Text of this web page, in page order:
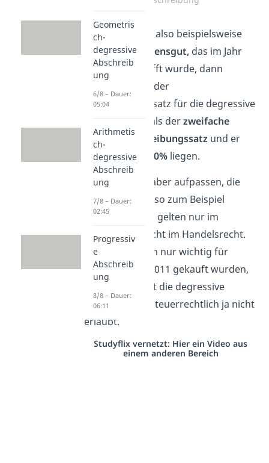
Handelt es sich also beispielsweise
um einVermögensgut, das im Jahr
2003 angeschafft wurde, dann
berechnet sich der
Abschreibungssatz für die degressive
Abschreibung als derzweifache
lineare Abschreibungssatz und er
müssteunter 20% liegen.
Hier musst du aber aufpassen, die
Höchstsätze,
also zum Beispiel
„maximal 20%“, gelten nur im
Steuerrecht, nicht im Handelsrecht.
Das ist natürlich nur wichtig für
Güter, die vor 2011 gekauft wurden,
denn danach ist die degressive
Abschreibung steuerrechtlich ja nicht
erlaubt.
Studyflix vernetzt: Hier ein Video aus
einem anderen Bereich
Geometris
ch-
degressive
Abschreib
ung
6/8 – Dauer:
05:04
Arithmetis
ch-
degressive
Abschreib
ung
7/8 – Dauer:
02:45
Progressiv
e
Abschreib
ung
8/8 – Dauer:
06:11